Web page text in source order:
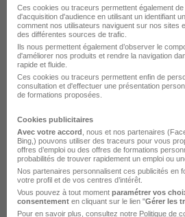
Securitas Technology Expert
Securitas Technology Chargé de
Postuler chez
par Métier
Commercial B to B Securitas
Ingénieur projet Securitas
Account manager Securitas
Chargé de recrutement Securitas
Ces cookies ou traceurs permettent également
d'acquisition d'audience en utilisant un identifiant
comment nos utilisateurs naviguent sur nos sites
des différentes sources de trafic.
Ils nous permettent également d’observer le
d'améliorer nos produits et rendre la navigation
rapide et fluide.
Ces cookies ou traceurs permettent enfin de
consultation et d'effectuer une présentation
de formations proposées.
Cookies publicitaires
Avec votre accord , nous et nos partenaires
Bing,) pouvons utiliser des traceurs pour vous
offres d’emploi ou des offres de formations
probabilités de trouver rapidement un emploi ou
Nos partenaires personnalisent ces publicités en
votre profil et de vos centres d’intérêt.
Vous pouvez à tout moment paramétrer vos
consentement en cliquant sur le lien "Gérer les
Pour en savoir plus, consultez notre Politique de